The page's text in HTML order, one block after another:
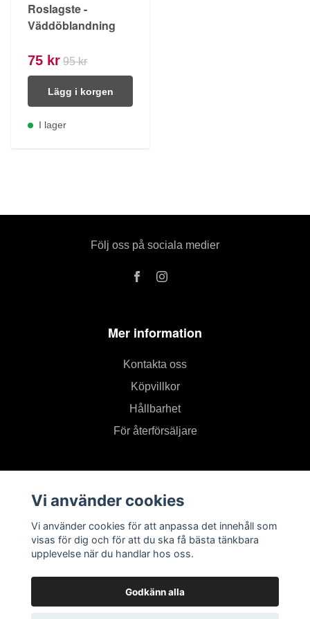
Roslagste -
Väddöblandning
75 kr 95 kr
Lägg i korgen
I lager
Följ oss på sociala medier
Mer information
Kontakta oss
Köpvillkor
Hållbarhet
För återförsäljare
Prenumerera
Vi använder cookies
Vi använder cookies för att anpassa det innehåll som
visas för dig och för att du ska få bästa tänkbara
upplevelse när du handlar hos oss.
Godkänn alla